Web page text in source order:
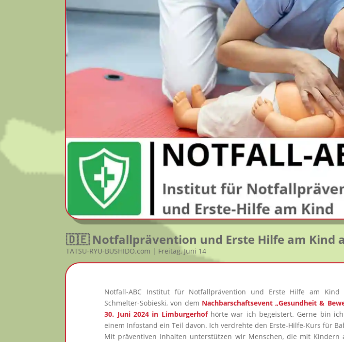
🇩🇪 Notfallprävention und Erste Hilfe am Kind
TATSU-RYU-BUSHIDO.com | Freitag, Juni 14
Notfall-ABC Institut für Notfallprävention und Erste Hilfe am
Schmelter-Sobieski, von dem Nachbarschaftsevent „Gesundheit &
30. Juni 2024 in Limburgerhof hörte war ich begeistert. Gerne bin
einem Infostand ein Teil davon. Ich verdrehte den Erste-Hilfe-Kurs für
Mit präventiven Inhalten unterstützen wir Menschen, die mit Kindern